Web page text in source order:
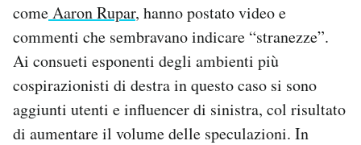
comeAaron Rupar, hanno postato video e
commenti che sembravano indicare “stranezze”.
Ai consueti esponenti degli ambienti più
cospirazionisti di destra in questo caso si sono
aggiunti utenti e influencer di sinistra, col risultato
di aumentare il volume delle speculazioni. In